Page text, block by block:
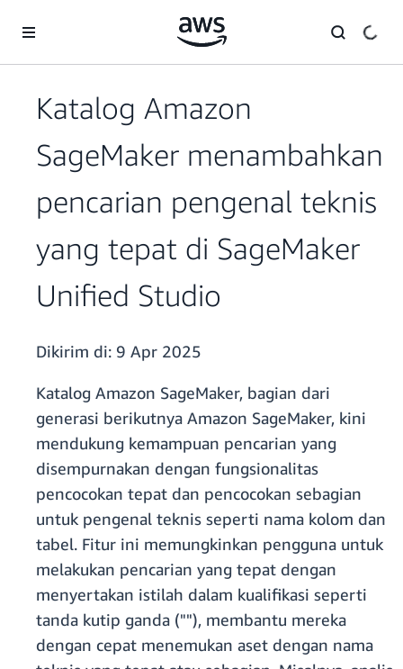
Katalog Amazon
SageMaker menambahkan
pencarian pengenal teknis
yang tepat di SageMaker
Unified Studio
Dikirim di: 9 Apr 2025
Katalog Amazon SageMaker, bagian dari
generasi berikutnya Amazon SageMaker, kini
mendukung kemampuan pencarian yang
disempurnakan dengan fungsionalitas
pencocokan tepat dan pencocokan sebagian
untuk pengenal teknis seperti nama kolom dan
tabel. Fitur ini memungkinkan pengguna untuk
melakukan pencarian yang tepat dengan
menyertakan istilah dalam kualifikasi seperti
tanda kutip ganda (""), membantu mereka
dengan cepat menemukan aset dengan nama